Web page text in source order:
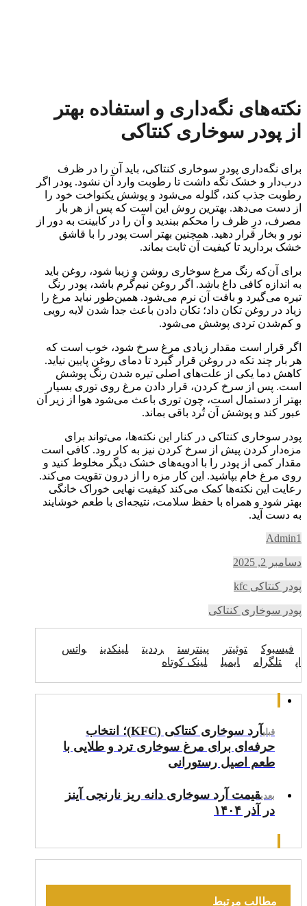
نکته‌های نگه‌داری و استفاده بهتر
از پودر سوخاری کنتاکی
برای نگه‌داری پودر سوخاری کنتاکی، باید آن را در ظرف
درب‌دار و خشک نگه داشت تا رطوبت وارد آن نشود. پودر اگر
رطوبت جذب کند، گلوله می‌شود و پوشش یکنواخت خود را
از دست می‌دهد. بهترین روش این است که پس از هر بار
مصرف، درِ ظرف را محکم ببندید و آن را در کابینت به دور از
نور و بخار قرار دهید. همچنین بهتر است پودر را با قاشق
خشک بردارید تا کیفیت آن ثابت بماند.
برای آن‌که رنگ مرغ سوخاری روشن و زیبا شود، روغن باید
به اندازه کافی داغ باشد. اگر روغن نیم‌گرم باشد، پودر رنگ
تیره می‌گیرد و بافت آن نرم می‌شود. همین‌طور نباید مرغ را
زیاد در روغن تکان داد؛ تکان دادن باعث جدا شدن لایه رویی
و کم‌شدن تردی پوشش می‌شود.
اگر قرار است مقدار زیادی مرغ سرخ شود، خوب است که
هر بار چند تکه در روغن قرار گیرد تا دمای روغن پایین نیاید.
کاهش دما یکی از علت‌های اصلی تیره شدن رنگ پوشش
است. پس از سرخ کردن، قرار دادن مرغ روی توری بسیار
بهتر از دستمال است، چون توری باعث می‌شود هوا از زیر آن
عبور کند و پوشش آن تُرد باقی بماند.
پودر سوخاری کنتاکی در کنار این نکته‌ها، می‌تواند برای
مزه‌دار کردن پیش از سرخ کردن نیز به کار رود. کافی است
مقدار کمی از پودر را با ادویه‌های خشک دیگر مخلوط کنید و
روی مرغ خام بپاشید. این کار مزه را از درون تقویت می‌کند.
رعایت این نکته‌ها کمک می‌کند کیفیت نهایی خوراک خانگی
بهتر شود و همراه با حفظ سلامت، نتیجه‌ای با طعم خوشایند
به دست آید.
Admin1
دسامبر 2, 2025
پودر کنتاکی kfc
پودر سوخاری کنتاکی
فیسبوک توئیتر پینترست رددیت لینکدین
واتس
اپ
تلگرام ایمیل لینک کوتاه
قبلی
آرد سوخاری کنتاکی (KFC)؛ انتخاب
حرفه‌ای برای مرغ سوخاری ترد و طلایی با
طعم اصیل رستورانی
بعدیقیمت آرد سوخاری دانه‌ ریز نارنجی آینز
در آذر ۱۴۰۴
مطالب مرتبط